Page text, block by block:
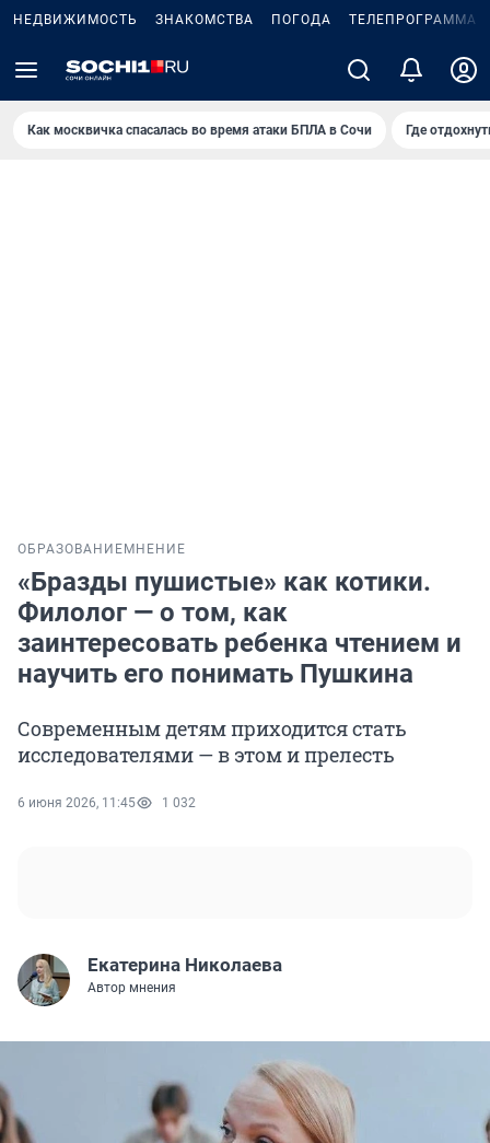
НЕДВИЖИМОСТЬ ЗНАКОМСТВА ПОГОДА ТЕЛЕПРОГРАММА
Как москвичка спасалась во время атаки БПЛА в Сочи Где
ОБРАЗОВАНИЕ МНЕНИЕ
«Бразды пушистые» как котики.
Филолог — о том, как
заинтересовать ребенка чтением и
научить его понимать Пушкина
Современным детям приходится стать
исследователями — в этом и прелесть
6 июня 2026, 11:45 1 032
Екатерина Николаева
Автор мнения